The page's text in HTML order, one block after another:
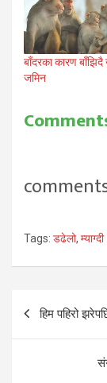
बाँदरका कारण बाँझिदै
जमिन
Tags: डढेलो, म्याग्दी
Postहिम पहिरो